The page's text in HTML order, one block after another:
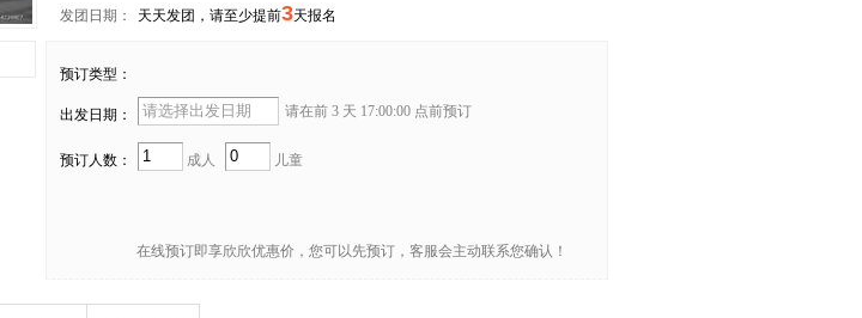
发团日期： 天天发团，请至少提前3天报名
预订类型：
出发日期： 请在前 3 天 17:00:00 点前预订
预订人数： 成人 儿童
在线预订即享欣欣优惠价，您可以先预订，客服会主动联系您确认！